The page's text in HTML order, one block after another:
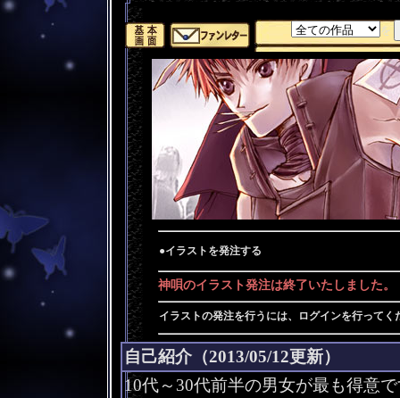
を
●イラストを発注する
神唄のイラスト発注は終了いたしました。
イラストの発注を行うには、ログインを行ってく
自己紹介（2013/05/12更新）
10代～30代前半の男女が最も得意